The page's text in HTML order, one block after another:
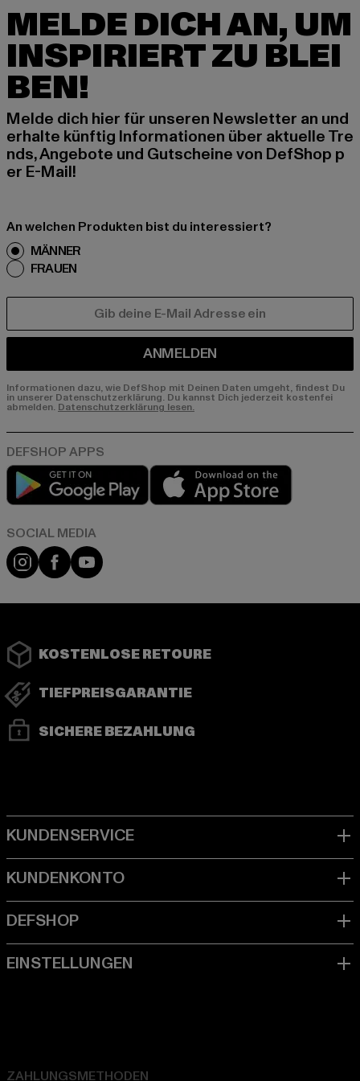
MELDE DICH AN, UM
INSPIRIERT ZU BLEI
BEN!
Melde dich hier für unseren Newsletter an und
erhalte künftig Informationen über aktuelle Tre
nds, Angebote und Gutscheine von DefShop p
er E-Mail!
An welchen Produkten bist du interessiert?
MÄNNER
FRAUEN
ANMELDEN
Informationen dazu, wie DefShop mit Deinen Daten umgeht, findest Du
in unserer Datenschutzerklärung. Du kannst Dich jederzeit kostenfei
abmelden. Datenschutzerklärung lesen.
Play market
Instagram
FacebookYouTube
KOSTENLOSE RETOURE
TIEFPREISGARANTIE
SICHERE BEZAHLUNG
ZAHLUNGSMETHODEN